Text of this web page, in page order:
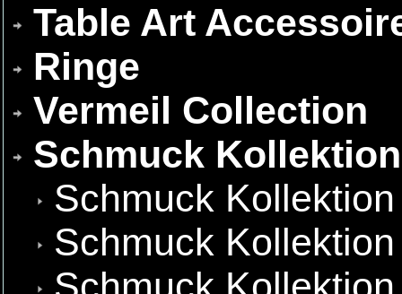
Table Art
Ringe
Vermeil Collection
Schmuck
Schmuck
Schmuck